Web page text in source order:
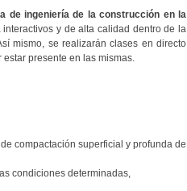
de ingeniería de la construcción en la
y de alta calidad dentro de la
mismo, se realizarán clases en directo
presente en las mismas.
compactación superficial y profunda de
condiciones determinadas,